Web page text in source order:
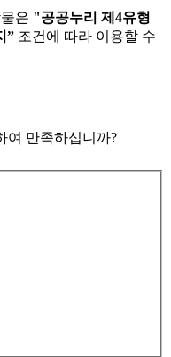
은 "공공누리 제4유형
” 조건에 따라 이용할 수
여 만족하십니까?